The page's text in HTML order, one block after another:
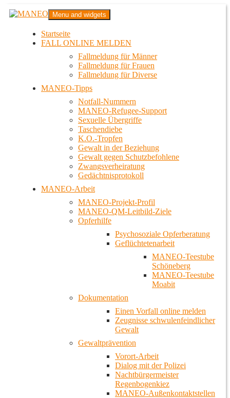
Zum
InhaltMANEO
Das schwule Anti-Gewalt-Projekt in Berlin
Menu and widgets
Startseite
FALL ONLINE MELDEN
Fallmeldung für Männer
Fallmeldung für Frauen
Fallmeldung für Diverse
MANEO-Tipps
Notfall-Nummern
MANEO-Refugee-Support
Sexuelle Übergriffe
Taschendiebe
K.O.-Tropfen
Gewalt in der Beziehung
Gewalt gegen Schutzbefohlene
Zwangsverheiratung
Gedächtnisprotokoll
MANEO-Arbeit
MANEO-Projekt-Profil
MANEO-QM-Leitbild-Ziele
Opferhilfe
Psychosoziale Opferberatung
Geflüchtetenarbeit
MANEO-Teestube
Schöneberg
MANEO-Teestube
Moabit
Dokumentation
Einen Vorfall online melden
Zeugnisse schwulenfeindlicher
Gewalt
Gewaltprävention
Vorort-Arbeit
Dialog mit der Polizei
Nachtbürgermeister
Regenbogenkiez
MANEO-Außenkontaktstellen